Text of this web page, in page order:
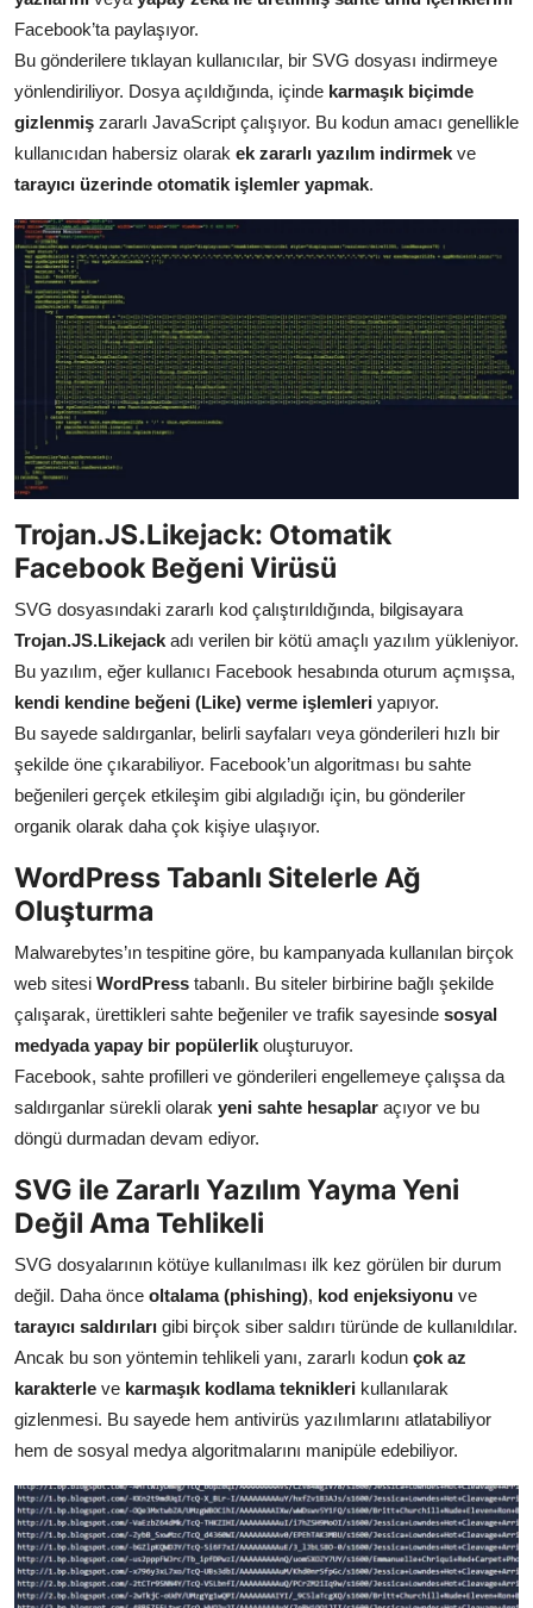
Facebook’ta paylaşıyor.
Bu gönderilere tıklayan kullanıcılar, bir SVG dosyası indirmeye
yönlendiriliyor. Dosya açıldığında, içinde karmaşık biçimde
gizlenmiş zararlı JavaScript çalışıyor. Bu kodun amacı genellikle
kullanıcıdan habersiz olarak ek zararlı yazılım indirmek ve
tarayıcı üzerinde otomatik işlemler yapmak.
Trojan.JS.Likejack: Otomatik
Facebook Beğeni Virüsü
SVG dosyasındaki zararlı kod çalıştırıldığında, bilgisayara
Trojan.JS.Likejack adı verilen bir kötü amaçlı yazılım yükleniyor.
Bu yazılım, eğer kullanıcı Facebook hesabında oturum açmışsa,
kendi kendine beğeni (Like) verme işlemleri yapıyor.
Bu sayede saldırganlar, belirli sayfaları veya gönderileri hızlı bir
şekilde öne çıkarabiliyor. Facebook’un algoritması bu sahte
beğenileri gerçek etkileşim gibi algıladığı için, bu gönderiler
organik olarak daha çok kişiye ulaşıyor.
WordPress Tabanlı Sitelerle Ağ
Oluşturma
Malwarebytes’ın tespitine göre, bu kampanyada kullanılan birçok
web sitesi WordPress tabanlı. Bu siteler birbirine bağlı şekilde
çalışarak, ürettikleri sahte beğeniler ve trafik sayesinde sosyal
medyada yapay bir popülerlik oluşturuyor.
Facebook, sahte profilleri ve gönderileri engellemeye çalışsa da
saldırganlar sürekli olarak yeni sahte hesaplar açıyor ve bu
döngü durmadan devam ediyor.
SVG ile Zararlı Yazılım Yayma Yeni
Değil Ama Tehlikeli
SVG dosyalarının kötüye kullanılması ilk kez görülen bir durum
değil. Daha önce oltalama (phishing), kod enjeksiyonu ve
tarayıcı saldırıları gibi birçok siber saldırı türünde de kullanıldılar.
Ancak bu son yöntemin tehlikeli yanı, zararlı kodun çok az
karakterle ve karmaşık kodlama teknikleri kullanılarak
gizlenmesi. Bu sayede hem antivirüs yazılımlarını atlatabiliyor
hem de sosyal medya algoritmalarını manipüle edebiliyor.